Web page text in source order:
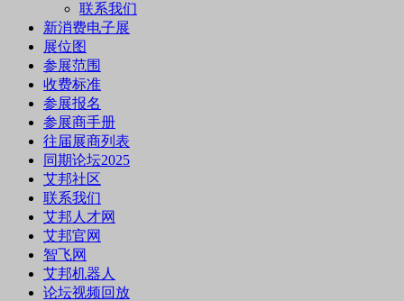
联系我们
新消费电子展
展位图
参展范围
收费标准
参展报名
参展商手册
往届展商列表
同期论坛2025
艾邦社区
联系我们
艾邦人才网
艾邦官网
智飞网
艾邦机器人
论坛视频回放